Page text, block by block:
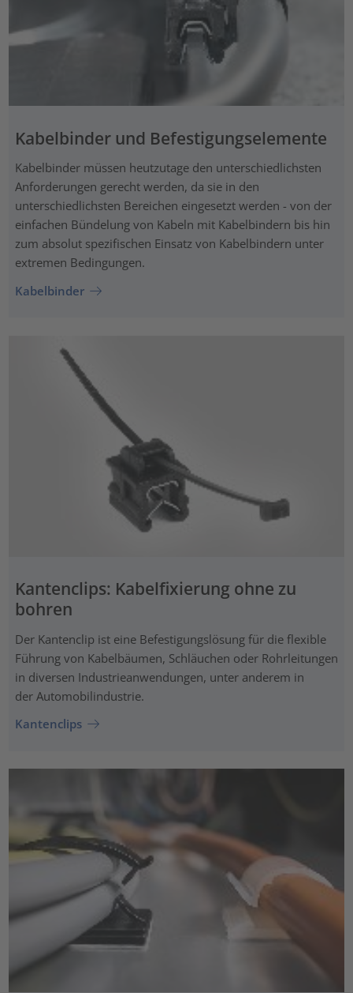
Kabelbinder und Befestigungselemente
Kabelbinder müssen heutzutage den unterschiedlichsten
Anforderungen gerecht werden, da sie in den
unterschiedlichsten Bereichen eingesetzt werden - von der
einfachen Bündelung von Kabeln mit Kabelbindern bis hin
zum absolut spezifischen Einsatz von Kabelbindern unter
extremen Bedingungen.
Kabelbinder
Kantenclips: Kabelfixierung ohne zu
bohren
Der Kantenclip ist eine Befestigungslösung für die flexible
Führung von Kabelbäumen, Schläuchen oder Rohrleitungen
in diversen Industrieanwendungen, unter anderem in
der Automobilindustrie.
Kantenclips